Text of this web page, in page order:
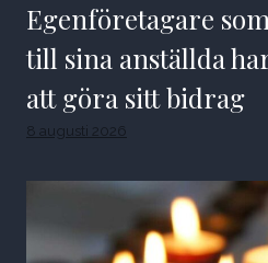
Egenföretagare
till sina anställda
att göra sitt bidrag
8 augusti 2026